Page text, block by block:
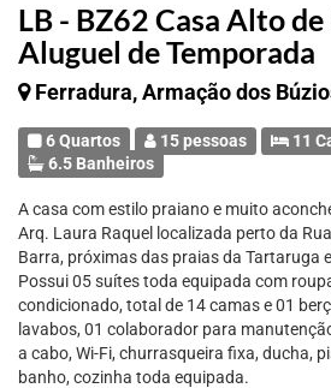
LB - BZ62 Casa Alto
Aluguel de Temporada
Ferradura, Armação dos
6 Quartos 15 pessoas
11
6.5 Banheiros
A casa com estilo praiano e muito
Arq. Laura Raquel localizada perto da
Barra, próximas das praias da Tartaruga
Possui 05 suítes toda equipada com
condicionado, total de 14 camas e 01
lavabos, 01 colaborador para
a cabo, Wi-Fi, churrasqueira fixa, ducha,
banho, cozinha toda equipada.